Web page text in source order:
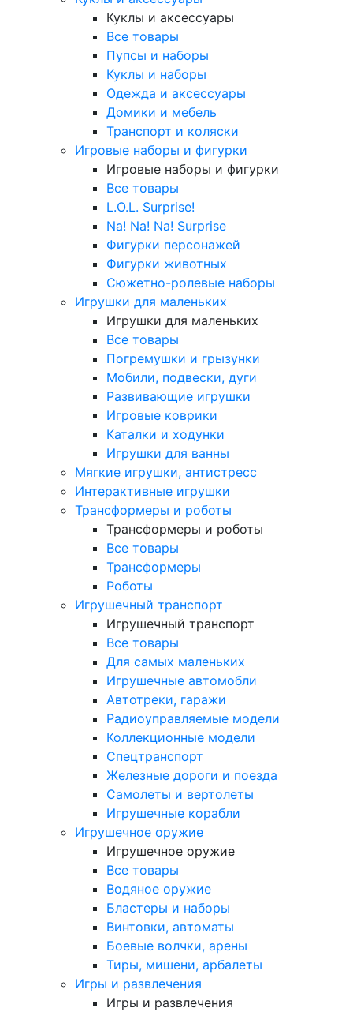
Куклы и аксессуары
Все товары
Пупсы и наборы
Куклы и наборы
Одежда и аксессуары
Домики и мебель
Транспорт и коляски
Игровые наборы и фигурки
Игровые наборы и фигурки
Все товары
L.O.L. Surprise!
Na! Na! Na! Surprise
Фигурки персонажей
Фигурки животных
Сюжетно-ролевые наборы
Игрушки для маленьких
Игрушки для маленьких
Все товары
Погремушки и грызунки
Мобили, подвески, дуги
Развивающие игрушки
Игровые коврики
Каталки и ходунки
Игрушки для ванны
Мягкие игрушки, антистресс
Интерактивные игрушки
Трансформеры и роботы
Трансформеры и роботы
Все товары
Трансформеры
Роботы
Игрушечный транспорт
Игрушечный транспорт
Все товары
Для самых маленьких
Игрушечные автомобли
Автотреки, гаражи
Радиоуправляемые модели
Коллекционные модели
Спецтранспорт
Железные дороги и поезда
Самолеты и вертолеты
Игрушечные корабли
Игрушечное оружие
Игрушечное оружие
Все товары
Водяное оружие
Бластеры и наборы
Винтовки, автоматы
Боевые волчки, арены
Тиры, мишени, арбалеты
Игры и развлечения
Игры и развлечения